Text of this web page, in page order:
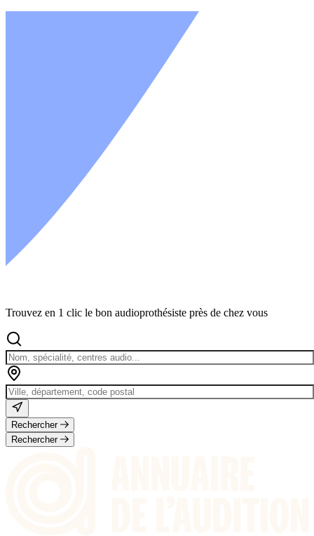
Trouvez en 1 clic le bon audioprothésiste près de chez vous
Rechercher
Rechercher